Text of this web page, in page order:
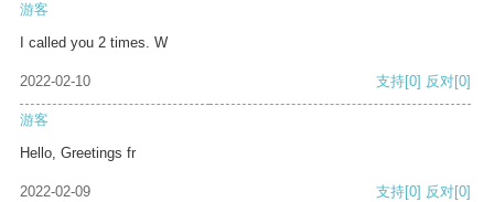
游客
I called you 2 times. W
2022-02-10 支持[0] 反对[0]
游客
Hello, Greetings fr
2022-02-09 支持[0] 反对[0]